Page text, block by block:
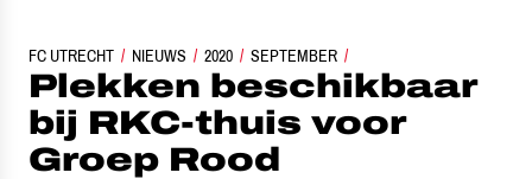
FC UTRECHT NIEUWS 2020 SEPTEMBER
PLEKKEN BESCHIKBAAR BIJ RKC-THUIS VOOR GROEP
Plekken beschikbaar
bij RKC-thuis voor
Groep Rood